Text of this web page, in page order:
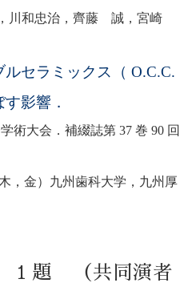
川和忠治，齊藤 誠，宮崎
セラミックス（ O.C.C.
影響．
術大会．補綴誌第 37 巻 90 回
，金）九州歯科大学，九州厚
１題 （共同演者